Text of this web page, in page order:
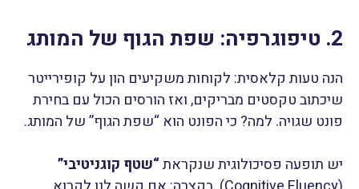
2. טיפוגרפיה: שפת הגוף של המותג
הנה טעות קלאסית: לקוחות משקיעים הון על קופירייטר
שיכתוב טקסטים מבריקים, ואז הורסים הכול עם בחירת
פונט שגויה. למה? כי הפונט הוא “שפת הגוף” של המותג.
יש תופעה פסיכולוגית שנקראת“שטף קוגניטיבי”